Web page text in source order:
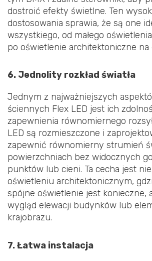
dostroić efekty świetlne. Ten
dostosowania sprawia, że są one
wszystkiego, od małego
po oświetlenie architektoniczne na
6. Jednolity rozkład światła
Jednym z najważniejszych
ściennych Flex LED jest ich
zapewnienia równomiernego
LED są rozmieszczone i
zapewnić równomierny strumień
powierzchniach bez widocznych
punktów lub cieni. Ta cecha jest
oświetleniu architektonicznym,
spójne oświetlenie jest konieczne,
wygląd elewacji budynków lub
krajobrazu.
7. Łatwa instalacja